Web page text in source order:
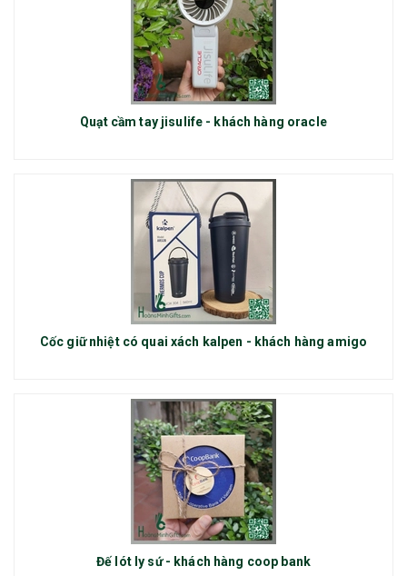
Quạt cầm tay jisulife - khách hàng oracle
Cốc giữ nhiệt có quai xách kalpen - khách hàng amigo
Đế lót ly sứ - khách hàng coop bank